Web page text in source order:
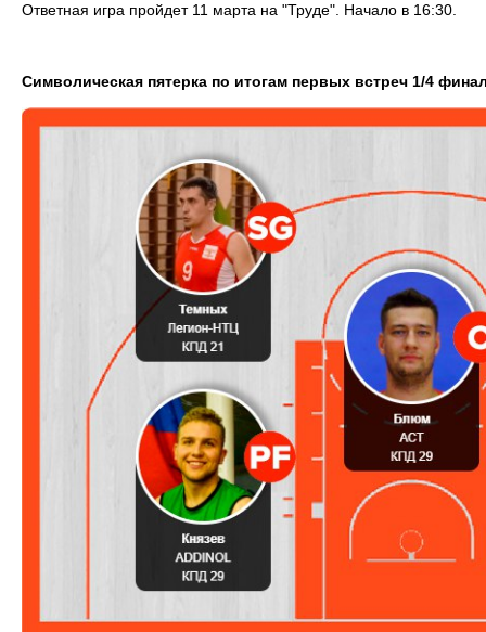
Ответная игра пройдет 11 марта на "Труде". Начало в 16:30.
Символическая пятерка по итогам первых встреч 1/4